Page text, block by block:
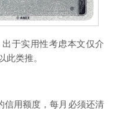
于实用性考虑本文仅介
类推。
信用额度，每月必须还清